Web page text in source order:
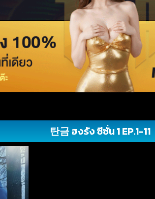
탄금 ฮงรัง ซีซั่น 1 EP.1-11